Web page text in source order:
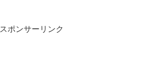
スポンサーリンク